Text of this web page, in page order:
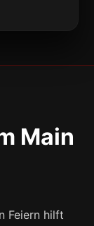
Main
Feiern hilft